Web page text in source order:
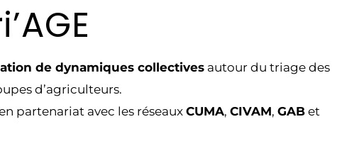
de dynamiques collectivesautour du triage des
d’agriculteurs.
partenariat avec les réseauxCUMA, CIVAM, GAB et